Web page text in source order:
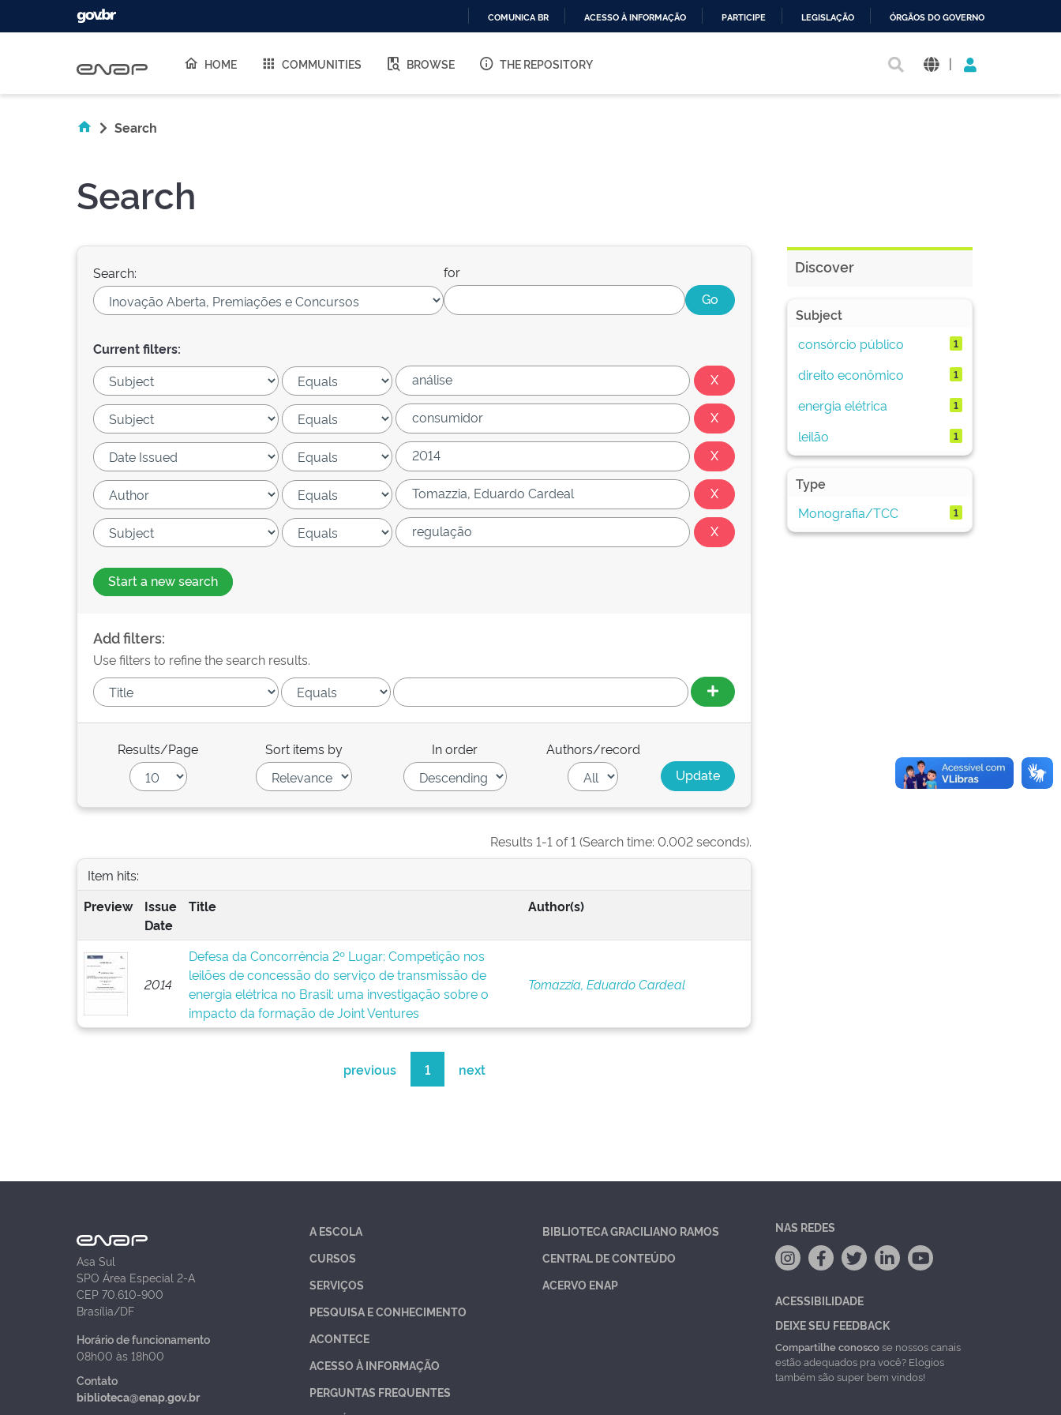
O
COMUNICA BR ACESSO À INFORMAÇÃO PARTICIPE LEGISLAÇÃO ÓRGÃOS DO GOVERNO
HOME COMMUNITIES BROWSE THE REPOSITORY |
Search
Search
Search: for
Current filters:
Start a new search
Add filters:
Use filters to refine the search results.
Results/Page Sort items by In order Authors/record
Results 1-1 of 1 (Search time: 0.002 seconds).
Item hits:
Preview
Issue
Date
Title Author(s)
2014
Defesa da Concorrência 2º Lugar: Competição nos
leilões de concessão do serviço de transmissão de
energia elétrica no Brasil: uma investigação sobre o
impacto da formação de Joint Ventures
Tomazzia, Eduardo Cardeal
previous 1 next
Discover
Subject
consórcio público
1
direito econômico 1
energia elétrica 1
leilão 1
Type
Monografia/TCC
1
Asa Sul
SPO Área Especial 2-A
CEP 70.610-900
Brasília/DF
Horário de funcionamento
08h00 às 18h00
Contato
biblioteca@enap.gov.br
A ESCOLA
CURSOS
SERVIÇOS
PESQUISA E CONHECIMENTO
ACONTECE
ACESSO À INFORMAÇÃO
PERGUNTAS FREQUENTES
BIBLIOTECA GRACILIANO RAMOS
CENTRAL DE CONTEÚDO
ACERVO ENAP
NAS REDES
ACESSIBILIDADE
DEIXE SEU FEEDBACK
Compartilhe conoscose nossos canais
estão adequados pra você? Elogios
também são super bem vindos!